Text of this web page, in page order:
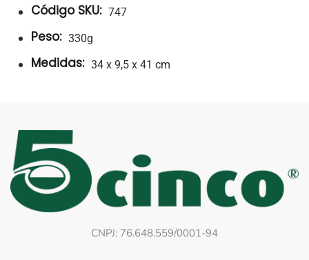
Código SKU: 747
Peso: 330g
Medidas: 34 x 9,5 x 41 cm
CNPJ: 76.648.559/0001-94